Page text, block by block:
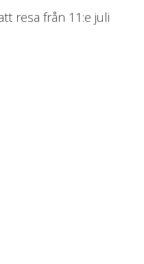
resa från 11:e juli